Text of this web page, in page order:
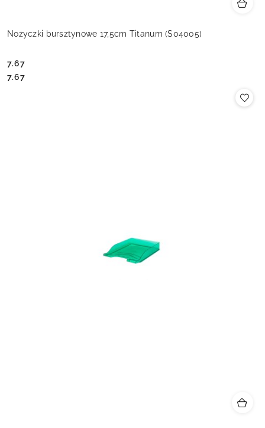
Nożyczki bursztynowe 17,5cm Titanum (S04005)
Cena:
7.67
Cena:
7.67